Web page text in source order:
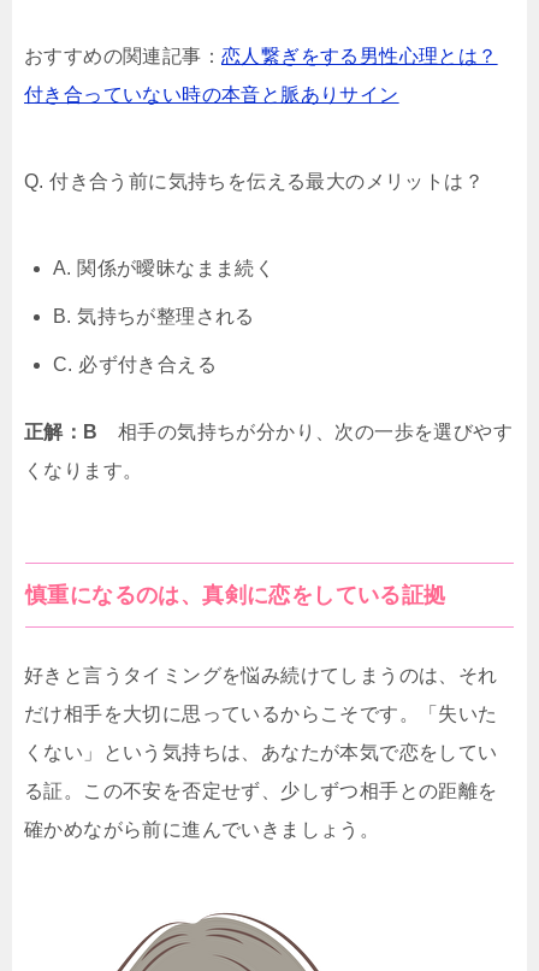
おすすめの関連記事： 恋人繋ぎをする男性心理とは？
付き合っていない時の本音と脈ありサイン
Q. 付き合う前に気持ちを伝える最大のメリットは？
A. 関係が曖昧なまま続く
B. 気持ちが整理される
C. 必ず付き合える
正解：B 相手の気持ちが分かり、次の一歩を選びやす
くなります。
慎重になるのは、真剣に恋をしている証拠
好きと言うタイミングを悩み続けてしまうのは、それ
だけ相手を大切に思っているからこそです。「失いた
くない」という気持ちは、あなたが本気で恋をしてい
る証。この不安を否定せず、少しずつ相手との距離を
確かめながら前に進んでいきましょう。